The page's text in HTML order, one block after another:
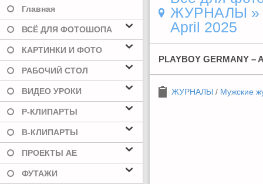
Главная
ВСЁ ДЛЯ ФОТОШОПА
КАРТИНКИ И ФОТО
РАБОЧИЙ СТОЛ
ВИДЕО УРОКИ
Р-КЛИПАРТЫ
В-КЛИПАРТЫ
ПРОЕКТЫ AE
ФУТАЖИ
ЖУРНАЛЫ »
April 2025
PLAYBOY GERMANY –
ЖУРНАЛЫ / Мужские